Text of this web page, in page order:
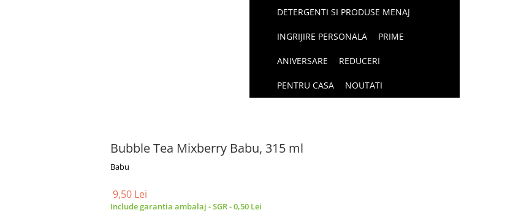
DETERGENTI SI PRODUSE MENAJ
INGRIJIRE PERSONALA PRIME
ANIVERSARE REDUCERI
PENTRU CASA NOUTATI
Bubble Tea Mixberry Babu, 315 ml
Babu
9,50 Lei
Include garantia ambalaj - SGR - 0,50 Lei